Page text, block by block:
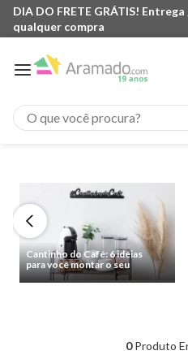
DIA DO FRETE GRÁTIS!
qualquer compra
O que você procura?
Cantinho do Café: 6 ideias
para você montar o seu
0Produto